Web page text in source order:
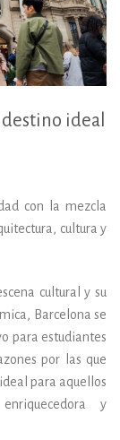
ideal
con la mezcla
cultura y
cultural y su
Barcelona se
para estudiantes
por las que
para aquellos
y